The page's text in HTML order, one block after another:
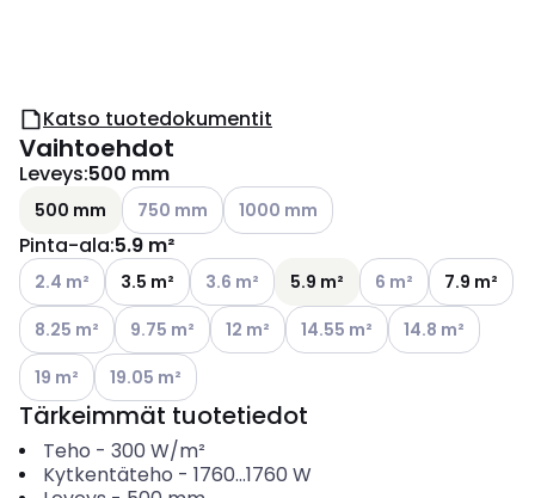
Katso tuotedokumentit
Vaihtoehdot
Leveys:500 mm
500 mm Katso käytettävissä olevat vaihtoehdot
750 mm Katso käytettävissä olevat
1000 mm
Pinta-ala:5.9 m²
Katso käytettävissä olevat vaihtoehdot
2.4 m² 3.5 m² Katso käytettävissä olevat vaihtoehdot
3.6 m² 5.9 m² Katso käytettävissä
6 m²
7.9 m²
Katso käytettävissä olevat vaihtoehdot
8.25 m² Katso käytettävissä olevat vaihtoehdot
9.75 m² Katso käytettävissä olevat
12 m² Katso käytettävissä olevat
14.55 m² Katso
14.8 m²
Katso käytettävissä olevat vaihtoehdot
19 m² Katso käytettävissä olevat vaihtoehdot
19.05 m²
Tärkeimmät tuotetiedot
Teho - 300 W/m²
Kytkentäteho - 1760...1760 W